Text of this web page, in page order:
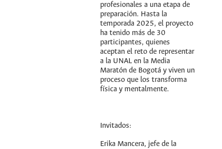
profesionales a una etapa de
preparación. Hasta la
temporada 2025, el proyecto
ha tenido más de 30
participantes, quienes
aceptan el reto de representar
a la UNAL en la Media
Maratón de Bogotá y viven un
proceso que los transforma
física y mentalmente.
Invitados:
Erika Mancera, jefe de la